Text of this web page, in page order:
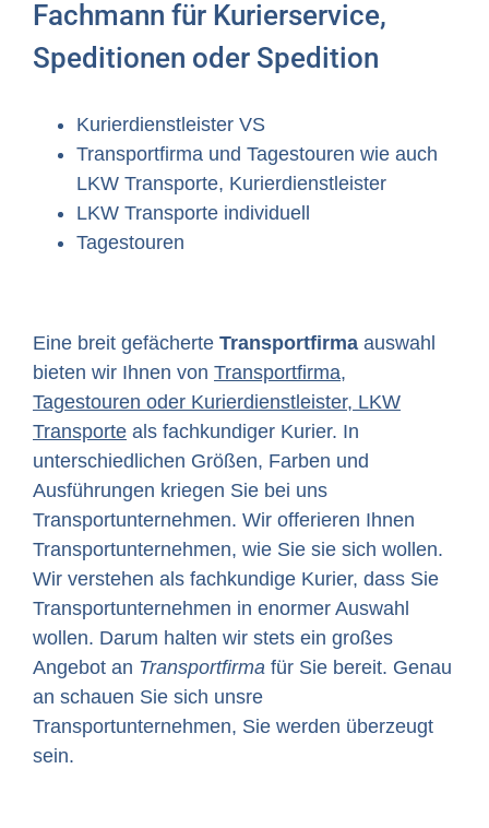
Fachmann für Kurierservice,
Speditionen oder Spedition
Kurierdienstleister VS
Transportfirma und Tagestouren wie auch
LKW Transporte, Kurierdienstleister
LKW Transporte individuell
Tagestouren
Eine breit gefächerte Transportfirma auswahl
bieten wir Ihnen von Transportfirma,
Tagestouren oder Kurierdienstleister, LKW
Transporte als fachkundiger Kurier. In
unterschiedlichen Größen, Farben und
Ausführungen kriegen Sie bei uns
Transportunternehmen. Wir offerieren Ihnen
Transportunternehmen, wie Sie sie sich wollen.
Wir verstehen als fachkundige Kurier, dass Sie
Transportunternehmen in enormer Auswahl
wollen. Darum halten wir stets ein großes
Angebot an Transportfirma für Sie bereit. Genau
an schauen Sie sich unsre
Transportunternehmen, Sie werden überzeugt
sein.